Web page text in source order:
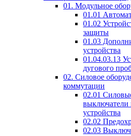
01. Модульное
01.01
01.02
защиты
01.03
устройства
01.04.03.13
дугового
02. Силовое
коммутации
02.01
выключатели
устройства
02.02
02.03